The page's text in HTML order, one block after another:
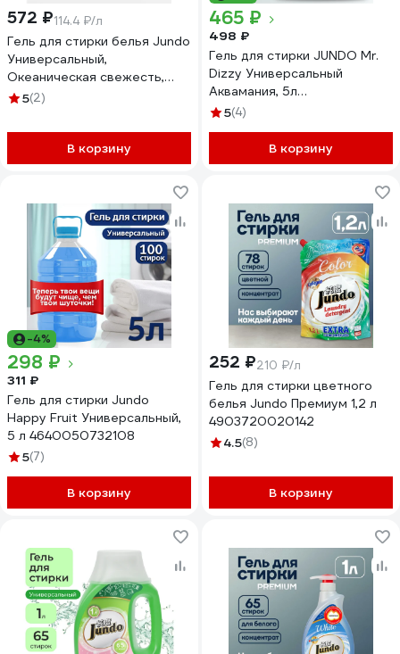
572 ₽114.4 ₽/л
Гель для стирки белья Jundo
Универсальный,
Океаническая свежесть,
концентрированный, 5 л 200
5(2)
В корзину
465 ₽
498 ₽
Гель для стирки JUNDO Mr.
Dizzy Универсальный
Аквамания, 5л
4640050731859
5(4)
В корзину
-4%
298 ₽
311 ₽
Гель для стирки Jundo
Happy Fruit Универсальный,
5 л 4640050732108
5(7)
В корзину
252 ₽210 ₽/л
Гель для стирки цветного
белья Jundo Премиум 1,2 л
4903720020142
4.5(8)
В корзину